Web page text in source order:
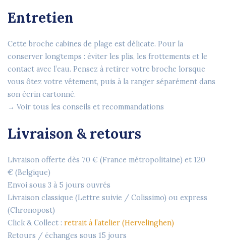
Entretien
Cette broche cabines de plage est délicate. Pour la
conserver longtemps : éviter les plis, les frottements et le
contact avec l’eau. Pensez à retirer votre broche lorsque
vous ôtez votre vêtement, puis à la ranger séparément dans
son écrin cartonné.
→ Voir tous les conseils et recommandations
Livraison & retours
Livraison offerte dès 70 € (France métropolitaine) et 120
€ (Belgique)
Envoi sous 3 à 5 jours ouvrés
Livraison classique (Lettre suivie / Colissimo) ou express
(Chronopost)
Click & Collect : retrait à l’atelier (Hervelinghen)
Retours / échanges sous 15 jours